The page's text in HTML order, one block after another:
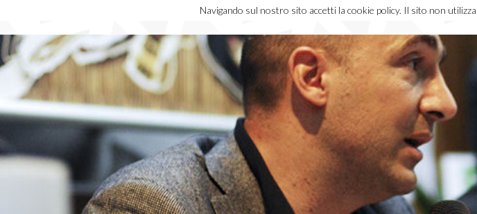
Navigando sul nostro sito accetti la cookie policy. Il sito non